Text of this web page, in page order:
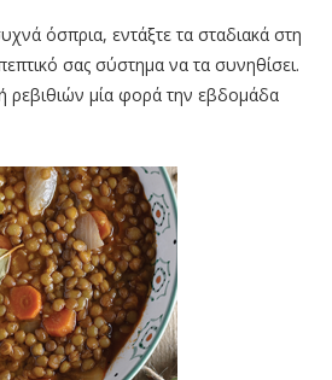
όσπρια, εντάξτε τα σταδιακά στη
σας σύστημα να τα συνηθίσει.
ρεβιθιών μία φορά την εβδομάδα